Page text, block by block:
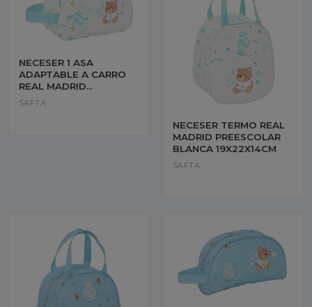
NECESER 1 ASA
ADAPTABLE A CARRO
REAL MADRID
PREESCOLAR BLANCA
SAFTA
NECESER TERMO REAL
MADRID PREESCOLAR
BLANCA 19X22X14CM
SAFTA